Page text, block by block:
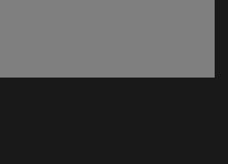
ventana)